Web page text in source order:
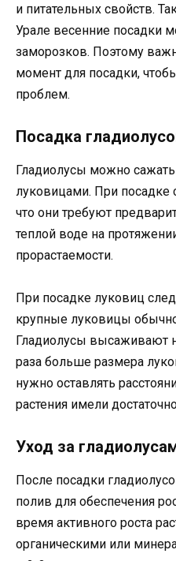
и питательных свойств.
Урале весенние посадки
заморозков. Поэтому
момент для посадки,
проблем.
Посадка
Гладиолусы можно
луковицами. При посадке
что они требуют
теплой воде на
прорастаемости.
При посадке луковиц
крупные луковицы
Гладиолусы высаживают
раза больше размера
нужно оставлять
растения имели
Уход за
После посадки
полив для обеспечения
время активного роста
органическими или